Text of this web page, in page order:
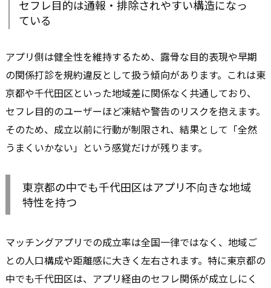
セフレ目的は通報・排除されやすい構造になっ
ている
アプリ側は健全性を維持するため、露骨な目的表現や早期
の関係打診を規約違反として扱う傾向があります。これは東
京都や千代田区といった地域差に関係なく共通しており、
セフレ目的のユーザーほど凍結や警告のリスクを抱えます。
そのため、成立以前に行動が制限され、結果として「全然
うまくいかない」という感覚だけが残ります。
東京都の中でも千代田区はアプリ不向きな地域
特性を持つ
マッチングアプリでの成立率は全国一律ではなく、地域ご
との人口構成や距離感に大きく左右されます。特に東京都の
中でも千代田区は、アプリ経由のセフレ関係が成立しにく